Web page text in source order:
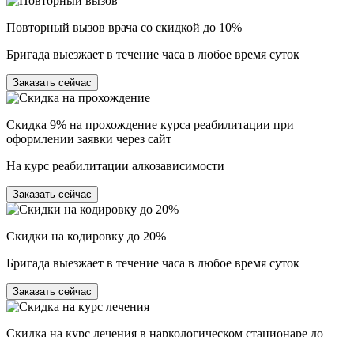
Повторный вызов врача со скидкой до 10%
Бригада выезжает в течение часа в любое время суток
Заказать сейчас
Скидка 9% на прохождение курса реабилитации при
оформлении заявки через сайт
На курс реабилитации алкозависимости
Заказать сейчас
Скидки на кодировку до 20%
Бригада выезжает в течение часа в любое время суток
Заказать сейчас
Скидка на курс лечения в наркологическом стационаре до